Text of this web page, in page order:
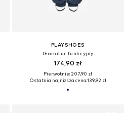
PLAYSHOES
Garnitur funkcyjny
174,90 zł
Pierwotnie: 207,90 zł
Ostatnia najniższa cena:139,92 zł